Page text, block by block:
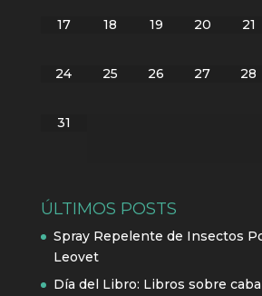
17 18 19 20 21
24 25 26 27 28
31
ÚLTIMOS POSTS
Spray Repelente de Insectos
Leovet
Día del Libro: Libros sobre